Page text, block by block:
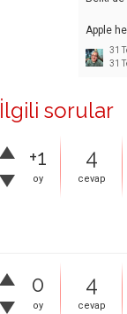
Apple
31
31
İlgili sorular
+1
oy
4
cevap
0
oy
4
cevap